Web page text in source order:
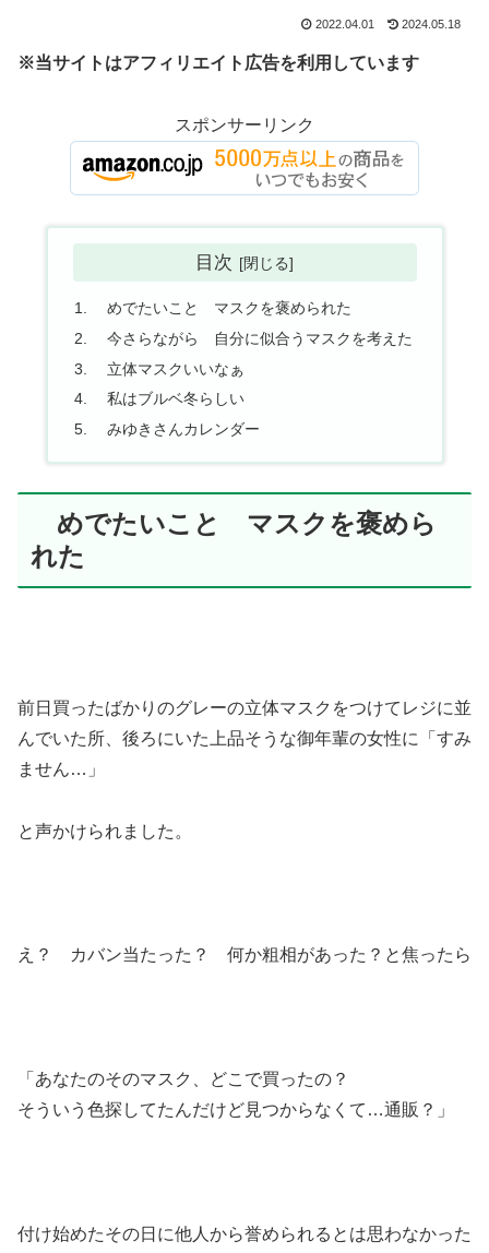
2022.04.01 2024.05.18
※当サイトはアフィリエイト広告を利用しています
スポンサーリンク
目次
めでたいこと マスクを褒められた
今さらながら 自分に似合うマスクを考えた
立体マスクいいなぁ
私はブルベ冬らしい
みゆきさんカレンダー
めでたいこと マスクを褒めら
れた
前日買ったばかりのグレーの立体マスクをつけてレジに並
んでいた所、後ろにいた上品そうな御年輩の女性に「すみ
ません…」
と声かけられました。
え？ カバン当たった？ 何か粗相があった？と焦ったら
「あなたのそのマスク、どこで買ったの？
そういう色探してたんだけど見つからなくて…通販？」
付け始めたその日に他人から誉められるとは思わなかった